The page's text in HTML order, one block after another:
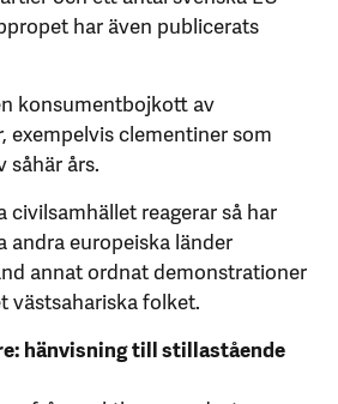
har även publicerats
konsumentbojkott av
exempelvis clementiner som
såhär års.
civilsamhället reagerar så har
andra europeiska länder
annat ordnat demonstrationer
västsahariska folket.
hänvisning till stillastående